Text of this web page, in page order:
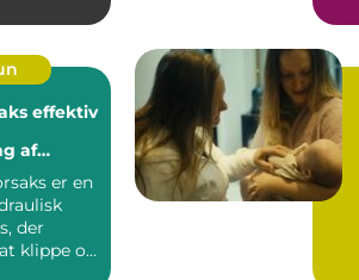
af
er en
der
klippe og